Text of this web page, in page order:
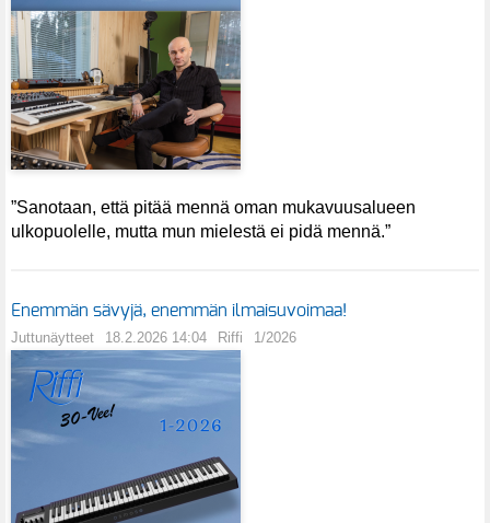
”Sanotaan, että pitää mennä oman mukavuusalueen
ulkopuolelle, mutta mun mielestä ei pidä mennä.”
Enemmän sävyjä, enemmän ilmaisuvoimaa!
Juttunäytteet 18.2.2026 14:04 Riffi 1/2026